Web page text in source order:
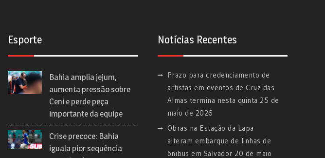
Esporte
Bahia amplia jejum,
aumenta pressão sobre
Ceni e perde peça
importante da equipe
Crise precoce: Bahia
iguala pior sequência
Notícias Recentes
Prazo para credenciamento de
artistas em eventos de Cruz das
Almas termina nesta quinta 25 de
maio de 2026
Obras na Estação da Lapa
alteram embarque de linhas de
ônibus em Salvador 20 de maio